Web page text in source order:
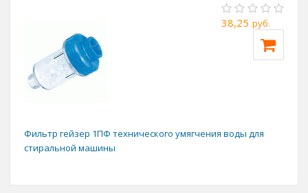
38,25 руб.
Фильтр гейзер 1ПФ технического умягчения воды для
стиральной машины